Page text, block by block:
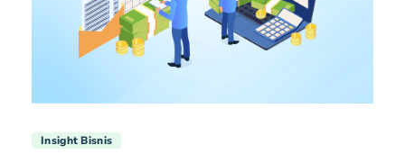
Insight Bisnis